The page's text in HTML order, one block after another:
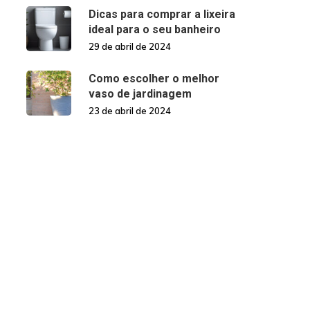
Dicas para comprar a lixeira
ideal para o seu banheiro
29 de abril de 2024
Como escolher o melhor
vaso de jardinagem
23 de abril de 2024